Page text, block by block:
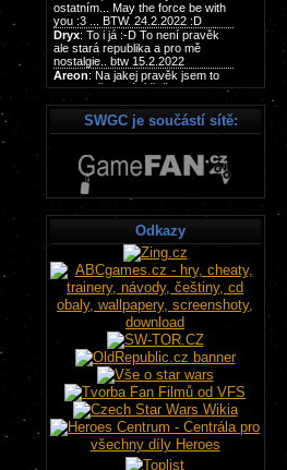
SWGC je součástí sítě:
Odkazy